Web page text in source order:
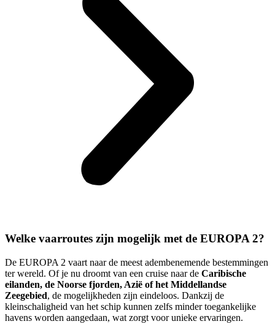
Welke vaarroutes zijn mogelijk met de EUROPA 2?
De EUROPA 2 vaart naar de meest adembenemende bestemmingen
ter wereld. Of je nu droomt van een cruise naar de Caribische
eilanden, de Noorse fjorden, Azië of het Middellandse
Zeegebied, de mogelijkheden zijn eindeloos. Dankzij de
kleinschaligheid van het schip kunnen zelfs minder toegankelijke
havens worden aangedaan, wat zorgt voor unieke ervaringen.